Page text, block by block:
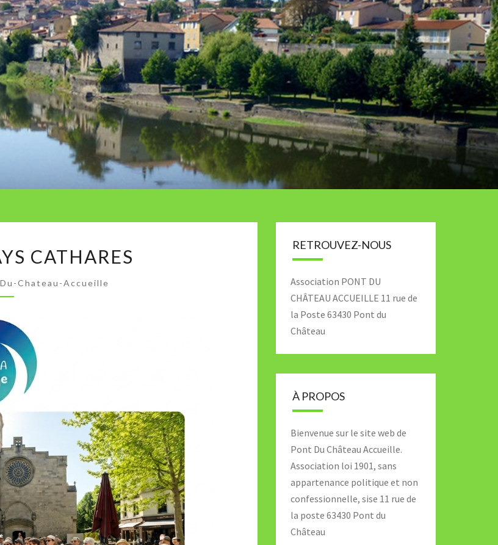
PONT DU
CHÂTEAU
ACCUEILLE
Association
Culturelle
De Pont Du
Chateau
PAYS
CATHARES
Chateau-Accueille
RETROUVEZ-NOUS
Association PONT DU
CHÂTEAU ACCUEILLE 11 rue de
la Poste 63430 Pont du
Château
À PROPOS
Bienvenue sur le site web de
Pont Du Château Accueille.
Association loi 1901, sans
appartenance politique et non
confessionnelle, sise 11 rue de
la poste 63430 Pont du
Château